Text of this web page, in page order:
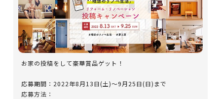
お家の投稿をして豪華賞品ゲット！
応募期間：2022年8月13日(土)～9月25日(日)まで
応募方法：